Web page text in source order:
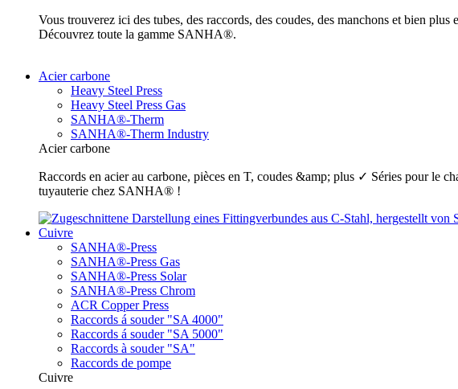
Vous trouverez ici des tubes, des raccords, des coudes, des manchons et bien
Découvrez toute la gamme SANHA®.
Acier carbone
Heavy Steel Press
Heavy Steel Press Gas
SANHA®-Therm
SANHA®-Therm Industry
Acier carbone
Raccords en acier au carbone, pièces en T, coudes &amp; plus ✓ Séries pour le
tuyauterie chez SANHA® !
Cuivre
SANHA®-Press
SANHA®-Press Gas
SANHA®-Press Solar
SANHA®-Press Chrom
ACR Copper Press
Raccords á souder "SA 4000"
Raccords á souder "SA 5000"
Raccords à souder "SA"
Raccords de pompe
Cuivre